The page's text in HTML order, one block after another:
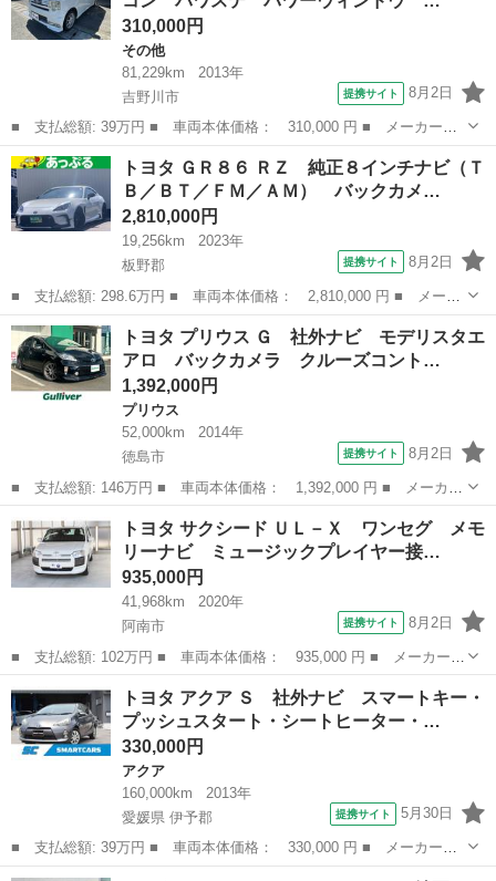
310,000円
その他
81,229km
2013年
吉野川市
提携サイト 8月2日
■ 支払総額: 39万円 ■ 車両本体価格： 310,000 円 ■ メーカー
名： トヨタ ■ 車種名： ピクシススペース ■ グレード名： カ
スタム Ｇ エアコン パワステ パワーウィンドウ キーレス Ｅ
ＴＣ バックカメ...
徳島 吉野川市 その他
トヨタ ＧＲ８６ ＲＺ 純正８インチナビ（Ｔ
Ｂ／ＢＴ／ＦＭ／ＡＭ） バックカメ…
2,810,000円
19,256km
2023年
板野郡
提携サイト 8月2日
■ 支払総額: 298.6万円 ■ 車両本体価格： 2,810,000 円 ■ メーカ
ー名： トヨタ ■ 車種名： ＧＲ８６ ■ グレード名： ＲＺ 純
正８インチナビ（ＴＢ／ＢＴ／ＦＭ／ＡＭ） バックカメラ ステリ
モ クル...
徳島 板野郡 トヨタ
トヨタ プリウス Ｇ 社外ナビ モデリスタエ
アロ バックカメラ クルーズコント…
1,392,000円
プリウス
52,000km
2014年
徳島市
提携サイト 8月2日
■ 支払総額: 146万円 ■ 車両本体価格： 1,392,000 円 ■ メーカー
名： トヨタ ■ 車種名： プリウス ■ グレード名： Ｇ 社外ナ
ビ モデリスタエアロ バックカメラ クルーズコントロール ＥＴ
Ｃ パワー...
徳島 徳島市 プリウス
トヨタ サクシード ＵＬ－Ｘ ワンセグ メモ
リーナビ ミュージックプレイヤー接…
935,000円
41,968km
2020年
阿南市
提携サイト 8月2日
■ 支払総額: 102万円 ■ 車両本体価格： 935,000 円 ■ メーカー
名： トヨタ ■ 車種名： サクシード ■ グレード名： ＵＬ－
Ｘ ワンセグ メモリーナビ ミュージックプレイヤー接続可 バッ
クカメラ 衝突被...
徳島 阿南市 トヨタ
トヨタ アクア Ｓ 社外ナビ スマートキー・
プッシュスタート・シートヒーター・…
330,000円
アクア
160,000km
2013年
愛媛県 伊予郡
提携サイト 5月30日
■ 支払総額: 39万円 ■ 車両本体価格： 330,000 円 ■ メーカー
名： トヨタ ■ 車種名： アクア ■ グレード名： Ｓ 社外ナ
愛媛 伊予郡 アクア